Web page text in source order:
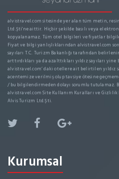
alvistravel.com sitesinde yer alan tüm metin,
Ltd.Şti'ne aittir. Hiçbir şekilde basılı veya
kopyalanamaz. Tüm otel bilgileri ve fiyatlar
Fiyat ve bilgi yanlışlıklarından alvistravel.com
sayıları T.C. Turizm Bakanlığı tarafından
arttırdıkları ya da azalttıkları yıldız sayıları
alvistravel.com’ daki otellere ait belirtilen yıldız
acentemize verilmiş olup tavsiye ötesine
/ bu bilgilendirmeden dolayı sorumlu tutulamaz.
alvistravel.com Site Kullanım Kuralları ve Gizlilik
Alvis Turizm Ltd.Şti.
Kurumsal